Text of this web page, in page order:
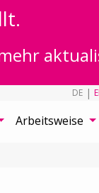
DE |
Arbeitsweise